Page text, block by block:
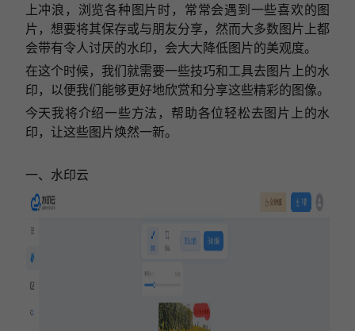
上冲浪，浏览各种图片时，常常会遇到一些喜欢的图
片，想要将其保存或与朋友分享，然而大多数图片上都
会带有令人讨厌的水印，会大大降低图片的美观度。
在这个时候，我们就需要一些技巧和工具去图片上的水
印，以便我们能够更好地欣赏和分享这些精彩的图像。
今天我将介绍一些方法，帮助各位轻松去图片上的水
印，让这些图片焕然一新。
一、水印云